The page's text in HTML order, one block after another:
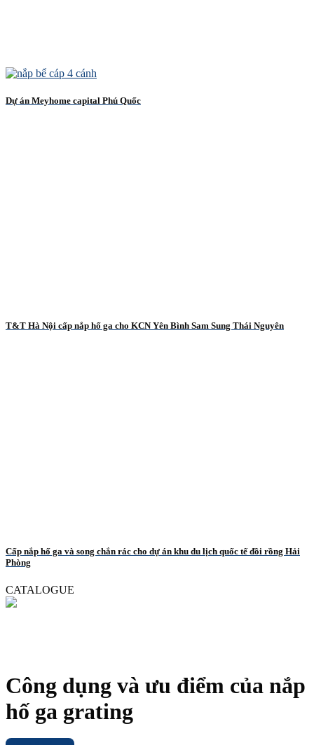
Dự án Meyhome capital Phú Quốc
T&T Hà Nội cấp nắp hố ga cho KCN Yên Bình Sam Sung Thái Nguyên
Cấp nắp hố ga và song chắn rác cho dự án khu du lịch quốc tế đồi rồng Hải
Phòng
CATALOGUE
Công dụng và ưu điểm của nắp
hố ga grating